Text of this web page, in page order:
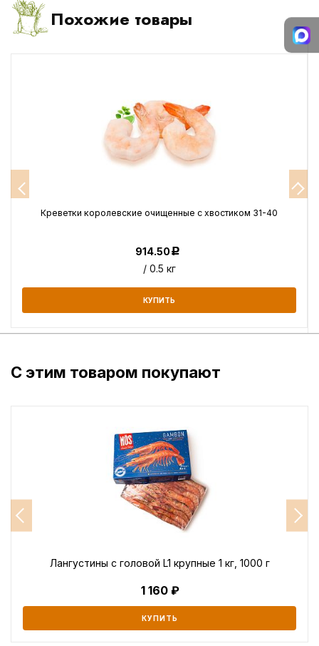
Похожие товары
Креветки королевские очищенные с хвостиком 31-40
914.50Р
/ 0.5 кг
КУПИТЬ
С этим товаром покупают
Лангустины с головой L1 крупные 1 кг, 1000 г
1 160
КУПИТЬ